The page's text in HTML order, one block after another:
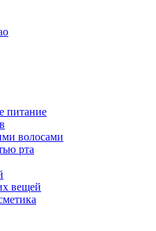
питание
волосами
рта
вещей